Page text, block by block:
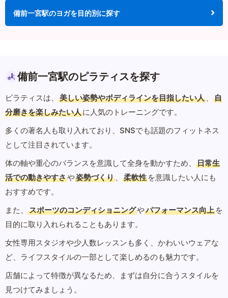
備前一宮駅のヨガを目的別に探す
備前一宮駅のピラティスを探す
ピラティスは、 美しい姿勢やボディラインを目指したい人 、
自
分磨きを楽しみたい人に人気のトレーニングです。
多くの著名人も取り入れており、SNSでも話題のフィットネス
として注目されています。
体の軸や重心のバランスを意識して全身を動かすため、
日常生
活での動きやすさや姿勢づくり 、 柔軟性 を意識したい人にも
おすすめです。
また、
スポーツのコンディショニングやパフォーマンス向上 を
目的に取り入れられることもあります。
女性専用スタジオや少人数レッスンも多く、かわいいウェアな
ど、ライフスタイルの一部として楽しめるのも魅力です。
店舗によって特徴が異なるため、まずは自分に合うスタイルを
見つけてみましょう。